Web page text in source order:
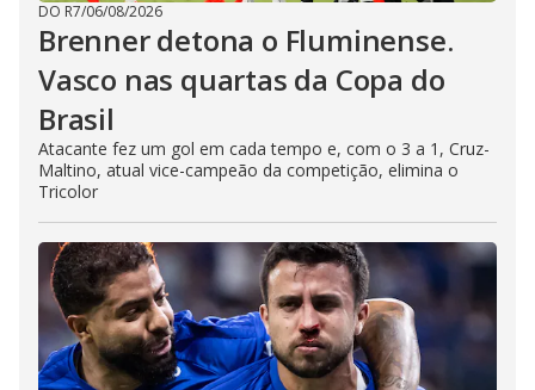
DO R7/06/08/2026
Brenner detona o Fluminense.
Vasco nas quartas da Copa do
Brasil
Atacante fez um gol em cada tempo e, com o 3 a 1, Cruz-
Maltino, atual vice-campeão da competição, elimina o
Tricolor